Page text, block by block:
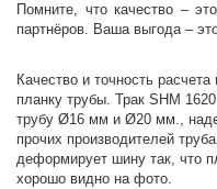
Помните, что качество –
партнёров. Ваша выгода –
Качество и точность
планку трубы. Трак SHM
трубу Ø16 мм и Ø20 мм.,
прочих производителей
деформирует шину так, что
хорошо видно на фото.